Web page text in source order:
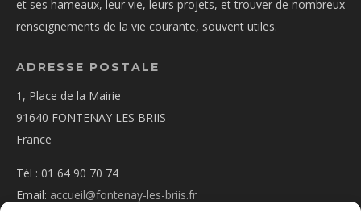
et ses hameaux, leur vie, leurs projets, et trouver de nombreux
renseignements de la vie courante, souvent utiles.
ADRESSE POSTALE
1, Place de la Mairie
91640 FONTENAY LES BRIIS
France
Tél : 01 64 90 70 74
Email: accueil@fontenay-les-briis.fr